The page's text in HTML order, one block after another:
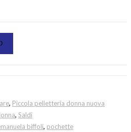
, Piccola pelletteria donna nuova
, Saldi
biffoli, pochette